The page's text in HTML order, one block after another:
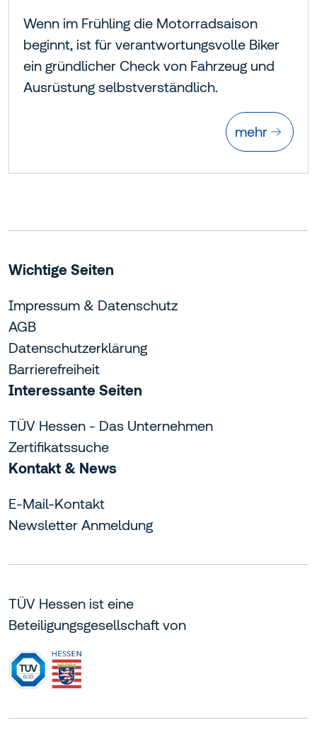
Wenn im Frühling die Motorradsaison
beginnt, ist für verantwortungsvolle Biker
ein gründlicher Check von Fahrzeug und
Ausrüstung selbstverständlich.
mehr
Wichtige Seiten
Impressum & Datenschutz
AGB
Datenschutzerklärung
Barrierefreiheit
Interessante Seiten
TÜV Hessen - Das Unternehmen
Zertifikatssuche
Kontakt & News
E-Mail-Kontakt
Newsletter Anmeldung
TÜV Hessen ist eine
Beteiligungsgesellschaft von